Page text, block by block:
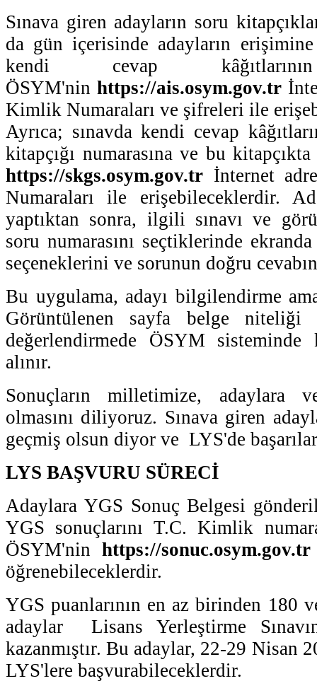
Sınava giren adayların soru
da gün içerisinde adayların erişimine
kendi cevap
ÖSYM'nin https://ais.osym.gov.tr
Kimlik Numaraları ve şifreleri ile
Ayrıca; sınavda kendi cevap
kitapçığı numarasına ve bu
https://skgs.osym.gov.tr İnternet
Numaraları ile erişebileceklerdir.
yaptıktan sonra, ilgili sınavı ve
soru numarasını seçtiklerinde
seçeneklerini ve sorunun doğru
Bu uygulama, adayı bilgilendirme
Görüntülenen sayfa belge niteliği
değerlendirmede ÖSYM sisteminde
alınır.
Sonuçların milletimize, adaylara
olmasını diliyoruz. Sınava giren
geçmiş olsun diyor ve LYS'de
LYS BAŞVURU SÜRECİ
Adaylara YGS Sonuç Belgesi
YGS sonuçlarını T.C. Kimlik
ÖSYM'ninhttps://sonuc.osym.gov.tr
öğrenebileceklerdir.
YGS puanlarının en az birinden 180
adaylar Lisans Yerleştirme
kazanmıştır. Bu adaylar, 22-29 Nisan
LYS'lere başvurabileceklerdir.